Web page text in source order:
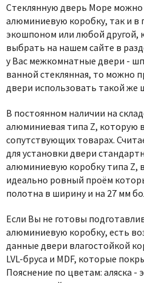
Poseidon
Profil Doors
Profilo Porte
Protector
Regidoors
Torex
Tupai
Uberture
Valcomp
Venezia Unique
Verum
Viporte
Zadoor
Стеклянную дверь Море можно
алюминиевую коробку, так и
экошпоном или любой другой,
выбрать на нашем сайте в
у Вас межкомнатные двери -
ванной стеклянная, то можно
двери использовать такой
В постоянном наличии на
алюминиевая типа Z, которую
сопутствующих товарах.
для установки двери
алюминиевую коробку типа Z,
идеально ровный проём
полотна в ширину и на 27 мм
Если Вы не готовы
алюминиевую коробку, есть
данные двери влагостойкой
LVL-бруса и MDF, которые
Пояснение по цветам: аляска